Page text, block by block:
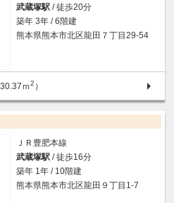
武蔵塚駅 / 徒歩20分
築年 3年 / 6階建
熊本県熊本市北区龍田７丁目29-54
ｍ2 ）
ＪＲ豊肥本線
武蔵塚駅 / 徒歩16分
築年 1年 / 10階建
熊本県熊本市北区龍田９丁目1-7